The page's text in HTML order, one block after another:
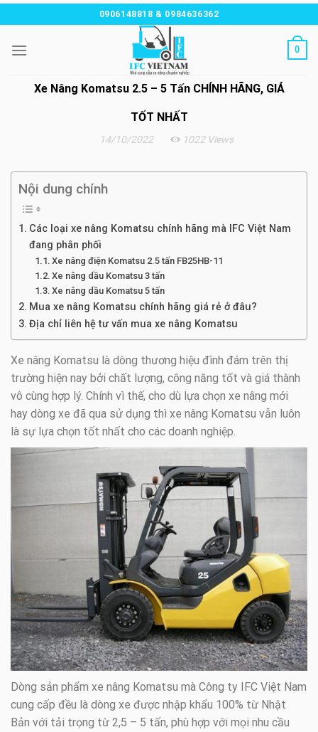
Chuyển
đến
nội
0906148818 & 0984636362
0
14/10/2022 1022 Views
Xe Nâng Komatsu 2.5 – 5 Tấn CHÍNH HÃNG, GIÁ
TỐT NHẤT
Nội dung chính
Các loại xe nâng Komatsu chính hãng mà IFC Việt Nam
đang phân phối
Xe nâng điện Komatsu 2.5 tấn FB25HB-11
Xe nâng dầu Komatsu 3 tấn
Xe nâng dầu Komatsu 5 tấn
Mua xe nâng Komatsu chính hãng giá rẻ ở đâu?
Địa chỉ liên hệ tư vấn mua xe nâng Komatsu
Xe nâng Komatsu là dòng thương hiệu đình đám trên thị
trường hiện nay bởi chất lượng, công năng tốt và giá thành
vô cùng hợp lý. Chính vì thế, cho dù lựa chọn xe nâng mới
hay dòng xe đã qua sử dụng thì xe nâng Komatsu vẫn luôn
là sự lựa chọn tốt nhất cho các doanh nghiệp.
Dòng sản phẩm xe nâng Komatsu mà Công ty IFC Việt Nam
cung cấp đều là dòng xe được nhập khẩu 100% từ Nhật
Bản với tải trọng từ 2,5 – 5 tấn, phù hợp với mọi nhu cầu